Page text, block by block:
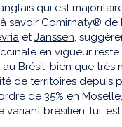
qui est
savoir Comirnaty® de
etJanssen,
en vigueur
Brésil, bien que très
de territoires depuis
de 35% en
brésilien, lui,